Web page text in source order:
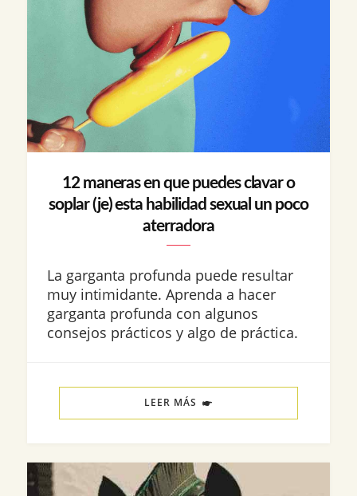
12 maneras en que puedes clavar o
soplar (je) esta habilidad sexual un poco
aterradora
La garganta profunda puede resultar
muy intimidante. Aprenda a hacer
garganta profunda con algunos
consejos prácticos y algo de práctica.
LEER MÁS